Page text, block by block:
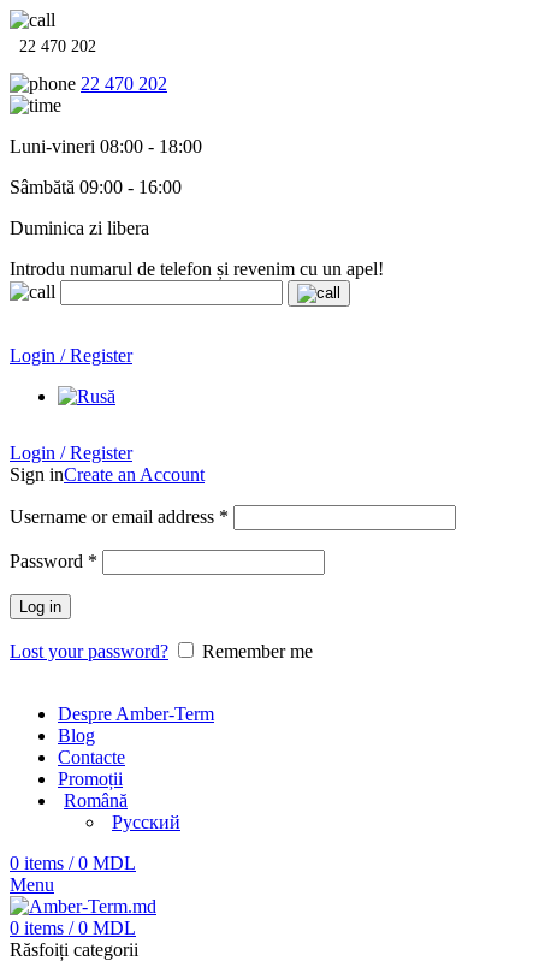
22 470 202
22 470 202
Luni-vineri 08:00 - 18:00
Sâmbătă 09:00 - 16:00
Duminica zi libera
Introdu numarul de telefon și revenim cu un apel!
Login / Register
Login / Register
Sign inCreate an Account
Username or email address *
Password *
Log in
Lost your password? Remember me
Despre Amber-Term
Blog
Contacte
Promoții
Română
Русский
0 items / 0 MDL
Menu
0 items / 0 MDL
Răsfoiți categorii